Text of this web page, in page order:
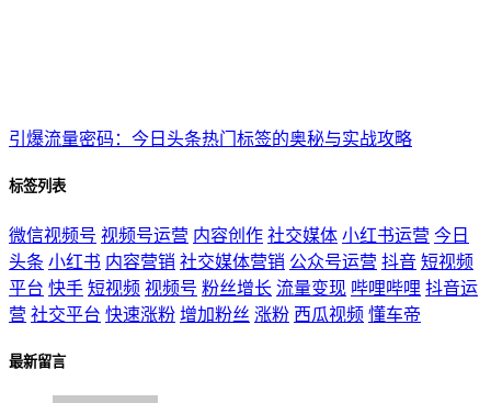
引爆流量密码：今日头条热门标签的奥秘与实战攻略
标签列表
微信视频号 视频号运营 内容创作 社交媒体 小红书运营 今日
头条 小红书 内容营销 社交媒体营销 公众号运营 抖音 短视频
平台 快手 短视频 视频号 粉丝增长 流量变现 哔哩哔哩 抖音运
营 社交平台 快速涨粉 增加粉丝 涨粉 西瓜视频 懂车帝
最新留言